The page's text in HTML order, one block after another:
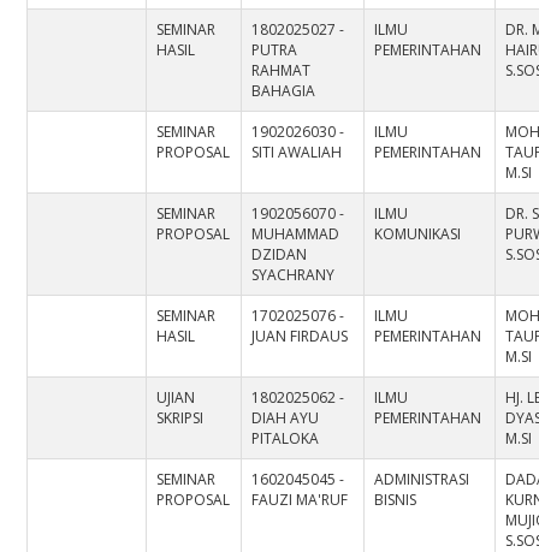
SEMINAR
HASIL
1802025027 -
PUTRA
RAHMAT
BAHAGIA
ILMU
PEMERINTAHAN
DR.
SEMINAR
PROPOSAL
1902026030 -
SITI AWALIAH
ILMU
PEMERINTAHAN
M.SI
SEMINAR
PROPOSAL
1902056070 -
MUHAMMAD
DZIDAN
SYACHRANY
ILMU
KOMUNIKASI
DR.
SEMINAR
HASIL
1702025076 -
JUAN FIRDAUS
ILMU
PEMERINTAHAN
M.SI
UJIAN
SKRIPSI
1802025062 -
DIAH AYU
PITALOKA
ILMU
PEMERINTAHAN
HJ.
M.SI
SEMINAR
PROPOSAL
1602045045 -
FAUZI MA'RUF
ADMINISTRASI
BISNIS